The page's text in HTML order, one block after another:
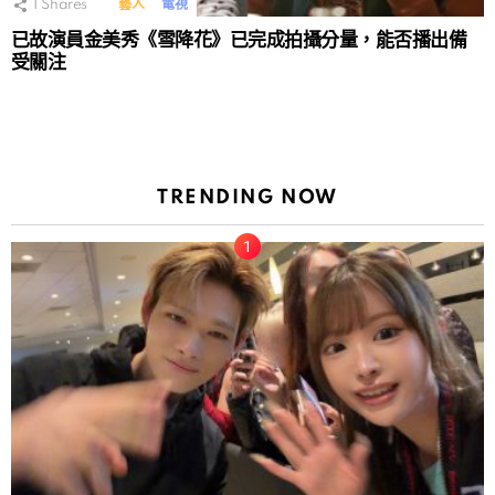
Shares 藝人 電視
已故演員金美秀《雪降花》已完成拍攝分量，能否播出備
受關注
TRENDING NOW